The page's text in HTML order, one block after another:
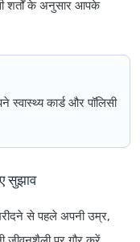
शर्तों के अनुसार आपके
स्वास्थ्य कार्ड और पॉलिसी
सुझाव
से पहले अपनी उम्र,